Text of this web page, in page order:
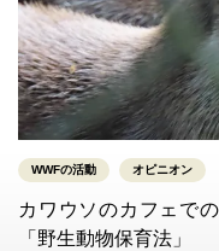
WWFの活動 オピニオン
カワウソのカフェで
「野生動物保育法」